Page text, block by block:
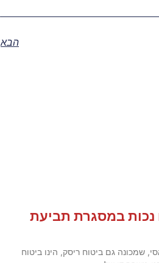
הבא
נכות במסגרת תביעת
שמכונה גם ביטוח ריסק, הינו ביטוח